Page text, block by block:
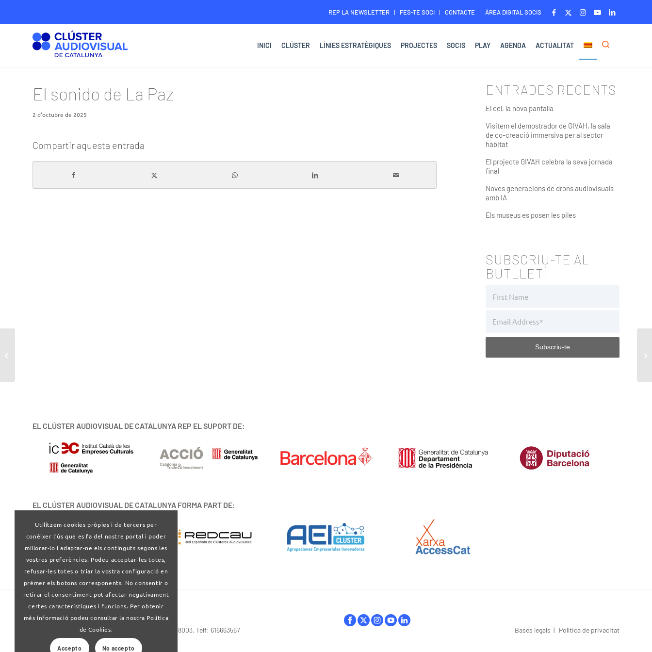
REP LA NEWSLETTER FES-TE SOCI CONTACTE ÀREA DIGITAL SOCIS
INICI CLÚSTER LÍNIES ESTRATÈGIQUES PROJECTES SOCIS PLAY AGENDA ACTUALITAT
El sonido de La Paz
2 d'octubre de 2025
Compartir aquesta entrada
ENTRADES RECENTS
El cel, la nova pantalla
Visitem el demostrador de GIVAH, la sala
de co-creació immersiva per al sector
hàbitat
El projecte GIVAH celebra la seva jornada
final
Noves generacions de drons audiovisuals
amb IA
Els museus es posen les piles
SUBSCRIU-TE AL
BUTLLETÍ
EL CLÚSTER AUDIOVISUAL DE CATALUNYA REP EL SUPORT DE:
EL CLÚSTER AUDIOVISUAL DE CATALUNYA FORMA PART DE:
Via Laietana 32-34 4ª planta . Barcelona 08003. Telf: 616663567 Bases legals | Política de privacitat
El
Utilitzem cookies pròpies i de tercers per
conèixer l’ús que es fa del nostre portal i poder
millorar-lo i adaptar-ne els continguts segons les
vostres preferències. Podeu acceptar-les totes,
refusar-les totes o triar la vostra configuració en
prémer els botons corresponents. No consentir o
retirar el consentiment pot afectar negativament
certes característiques i funcions. Per obtenir
més informació podeu consultar la nostra Política
de Cookies.
Accepto No accepto